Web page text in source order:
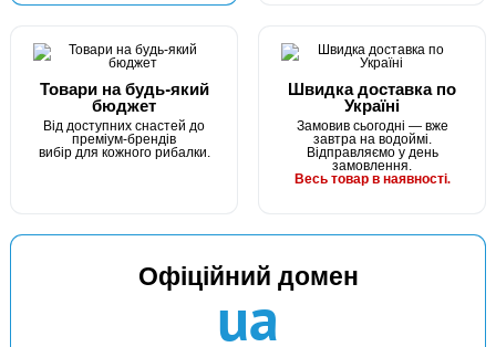
Застібка американка з Вертлюгом FANATIK №6, тест 09кg
Маг: 3 шт
Товари на будь-який
бюджет
Від доступних снастей до
преміум-брендів
вибір для кожного рибалки.
Швидка доставка по
Україні
Замовив сьогодні — вже
завтра на водоймі.
Відправляємо у день
замовлення.
Весь товар в наявності.
Офіційний домен
ua